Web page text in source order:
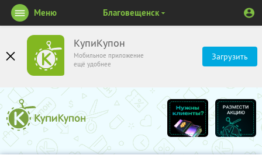
КупиКупон
Мобильное приложение
ещё удобнее
Загрузить
Меню Благовещенск